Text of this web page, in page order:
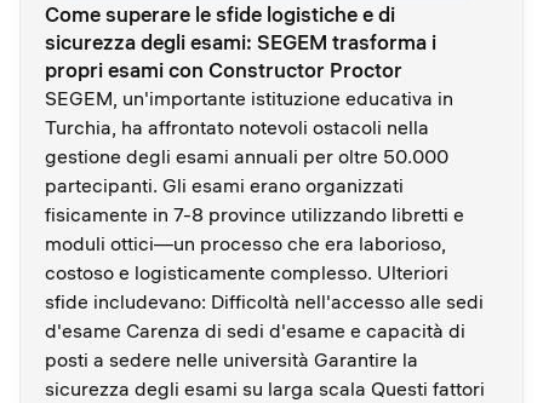
Come superare le sfide logistiche e di
sicurezza degli esami: SEGEM trasforma i
propri esami con Constructor Proctor
SEGEM, un'importante istituzione educativa in
Turchia, ha affrontato notevoli ostacoli nella
gestione degli esami annuali per oltre 50.000
partecipanti. Gli esami erano organizzati
fisicamente in 7-8 province utilizzando libretti e
moduli ottici—un processo che era laborioso,
costoso e logisticamente complesso. Ulteriori
sfide includevano: Difficoltà nell'accesso alle sedi
d'esame Carenza di sedi d'esame e capacità di
posti a sedere nelle università Garantire la
sicurezza degli esami su larga scala Questi fattori